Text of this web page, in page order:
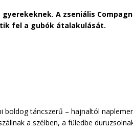
A zseniális
fel a gubók átalakulását.
táncszerű – hajnaltól
a szélben, a füledbe